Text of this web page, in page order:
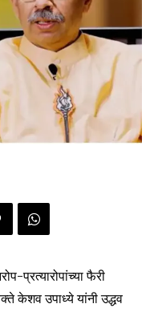
प्रत्यारोपांच्या फैरी
केशव उपाध्ये यांनी उद्धव